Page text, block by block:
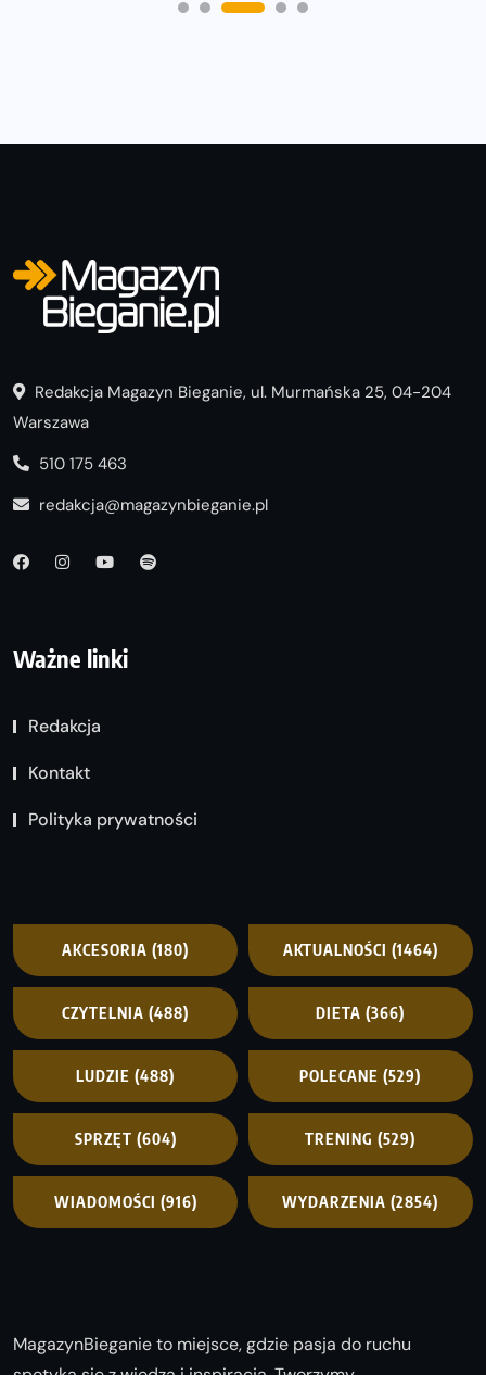
Redakcja Magazyn Bieganie, ul. Murmańska 25, 04-204
Warszawa
510 175 463
redakcja@magazynbieganie.pl
Ważne linki
Redakcja
Kontakt
Polityka prywatności
AKCESORIA (180) AKTUALNOŚCI (1464)
CZYTELNIA (488) DIETA (366)
LUDZIE (488) POLECANE (529)
SPRZĘT (604) TRENING (529)
WIADOMOŚCI (916) WYDARZENIA (2854)
MagazynBieganie to miejsce, gdzie pasja do ruchu